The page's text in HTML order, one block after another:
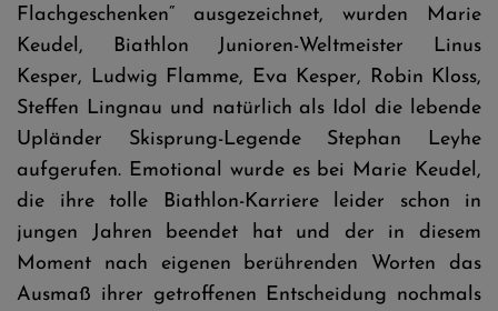
Flachgeschenken“ ausgezeichnet, wurden Marie
Keudel, Biathlon Junioren-Weltmeister Linus
Kesper, Ludwig Flamme, Eva Kesper, Robin Kloss,
Steffen Lingnau und natürlich als Idol die lebende
Upländer Skisprung-Legende Stephan Leyhe
aufgerufen. Emotional wurde es bei Marie Keudel,
die ihre tolle Biathlon-Karriere leider schon in
jungen Jahren beendet hat und der in diesem
Moment nach eigenen berührenden Worten das
Ausmaß ihrer getroffenen Entscheidung nochmals